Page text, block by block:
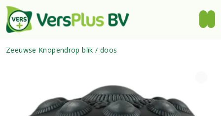
Zeeuwse Knopendrop blik / doos